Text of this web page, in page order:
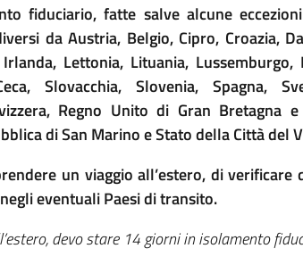
fiduciario, fatte salve alcune
da Austria, Belgio, Cipro, Croazia,
Lettonia, Lituania,
Slovacchia, Slovenia, Spagna,
Regno Unito di Gran Bretagna
di San Marino e Stato della Città del
un viaggio all’estero, di
eventuali Paesi di transito.
devo stare 14 giorni in isolamento